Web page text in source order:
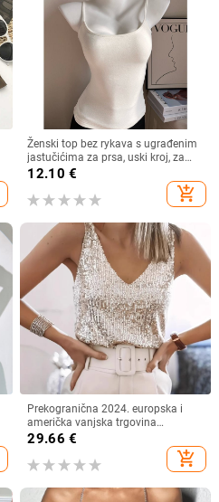
Ženski top bez rykava s ugrađenim
jastučićima za prsa, uski kroj, za
slojevito nošenje
12.10 €
add_shopping_cart
Prekogranična 2024. europska i
američka vanjska trgovina
prekogranična ženska majica
Amazon Goods Station ljetna
lagana zrela seksi majica s V-
29.66 €
add_shopping_cart